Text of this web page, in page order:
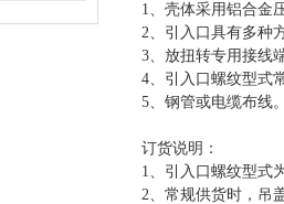
1、壳体采用铝合金
2、引入口具有多种
3、放扭转专用接线
4、引入口螺纹型式
5、钢管或电缆布线
订货说明：
1、引入口螺纹型式
2、常规供货时，吊